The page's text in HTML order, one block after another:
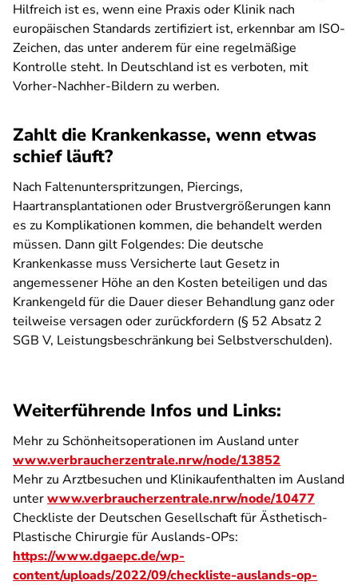
Hilfreich ist es, wenn eine Praxis oder Klinik nach
europäischen Standards zertifiziert ist, erkennbar am ISO-
Zeichen, das unter anderem für eine regelmäßige
Kontrolle steht. In Deutschland ist es verboten, mit
Vorher-Nachher-Bildern zu werben.
Zahlt die Krankenkasse, wenn etwas
schief läuft?
Nach Faltenunterspritzungen, Piercings,
Haartransplantationen oder Brustvergrößerungen kann
es zu Komplikationen kommen, die behandelt werden
müssen. Dann gilt Folgendes: Die deutsche
Krankenkasse muss Versicherte laut Gesetz in
angemessener Höhe an den Kosten beteiligen und das
Krankengeld für die Dauer dieser Behandlung ganz oder
teilweise versagen oder zurückfordern (§ 52 Absatz 2
SGB V, Leistungsbeschränkung bei Selbstverschulden).
Weiterführende Infos und Links:
Mehr zu Schönheitsoperationen im Ausland unter
www.verbraucherzentrale.nrw/node/13852
Mehr zu Arztbesuchen und Klinikaufenthalten im Ausland
unterwww.verbraucherzentrale.nrw/node/10477
Checkliste der Deutschen Gesellschaft für Ästhetisch-
Plastische Chirurgie für Auslands-OPs:
https://www.dgaepc.de/wp-
content/uploads/2022/09/checkliste-auslands-op-